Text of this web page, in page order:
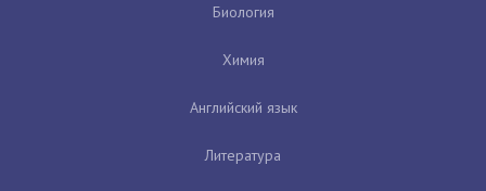
Биология
Химия
Английский язык
Литература